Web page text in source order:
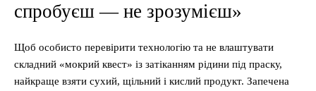
спробуєш — не зрозумієш»
Щоб особисто перевірити технологію та не влаштувати
складний «мокрий квест» із затіканням рідини під праску,
найкраще взяти сухий, щільний і кислий продукт. Запечена